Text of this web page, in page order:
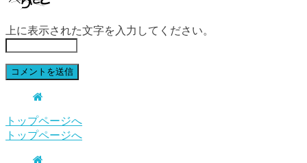
上に表示された文字を入力してください。
トップページへ
トップページへ